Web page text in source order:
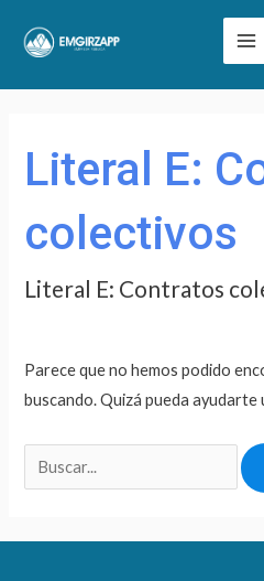
Literal E:
colectivos
Literal E: Contratos
Parece que no hemos podido
buscando. Quizá pueda ayudarte